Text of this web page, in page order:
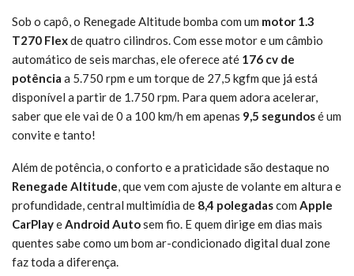
Sob o capô, o Renegade Altitude bomba com um motor 1.3
T270 Flexde quatro cilindros. Com esse motor e um câmbio
automático de seis marchas, ele oferece até 176 cv de
potência a 5.750 rpm e um torque de 27,5 kgfm que já está
disponível a partir de 1.750 rpm. Para quem adora acelerar,
saber que ele vai de 0 a 100 km/h em apenas 9,5 segundosé um
convite e tanto!
Além de potência, o conforto e a praticidade são destaque no
Renegade Altitude, que vem com ajuste de volante em altura e
profundidade, central multimídia de 8,4 polegadascom Apple
CarPlayeAndroid Autosem fio. E quem dirige em dias mais
quentes sabe como um bom ar-condicionado digital dual zone
faz toda a diferença.